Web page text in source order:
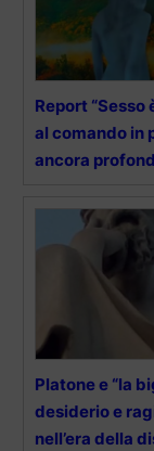
Report “Sesso
al comando in
ancora
Platone e “la
desiderio e
nell’era della